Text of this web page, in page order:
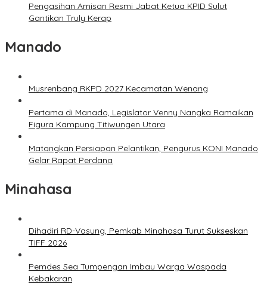
Pengasihan Amisan Resmi Jabat Ketua KPID Sulut
Gantikan Truly Kerap
Manado
Musrenbang RKPD 2027 Kecamatan Wenang
Pertama di Manado, Legislator Venny Nangka Ramaikan
Figura Kampung Titiwungen Utara
Matangkan Persiapan Pelantikan, Pengurus KONI Manado
Gelar Rapat Perdana
Minahasa
Dihadiri RD-Vasung, Pemkab Minahasa Turut Sukseskan
TIFF 2026
Pemdes Sea Tumpengan Imbau Warga Waspada
Kebakaran